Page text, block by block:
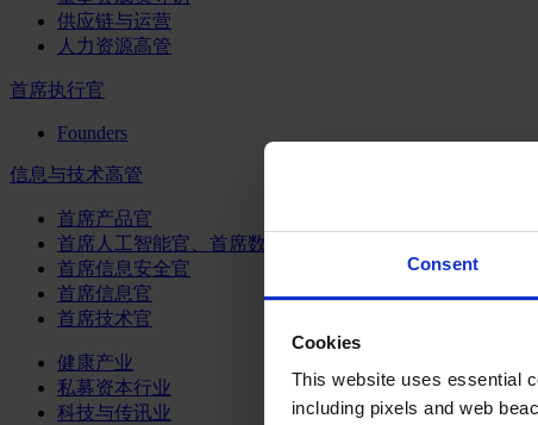
Consent
Cookies
This website uses essential
including pixels and web
供应链与运营
人力资源高管
首席执行官
Founders
信息与技术高管
首席产品官
首席人工智能官、首席数据官和首席数据解析官
首席信息安全官
首席信息官
首席技术官
健康产业
私募资本行业
科技与传讯业